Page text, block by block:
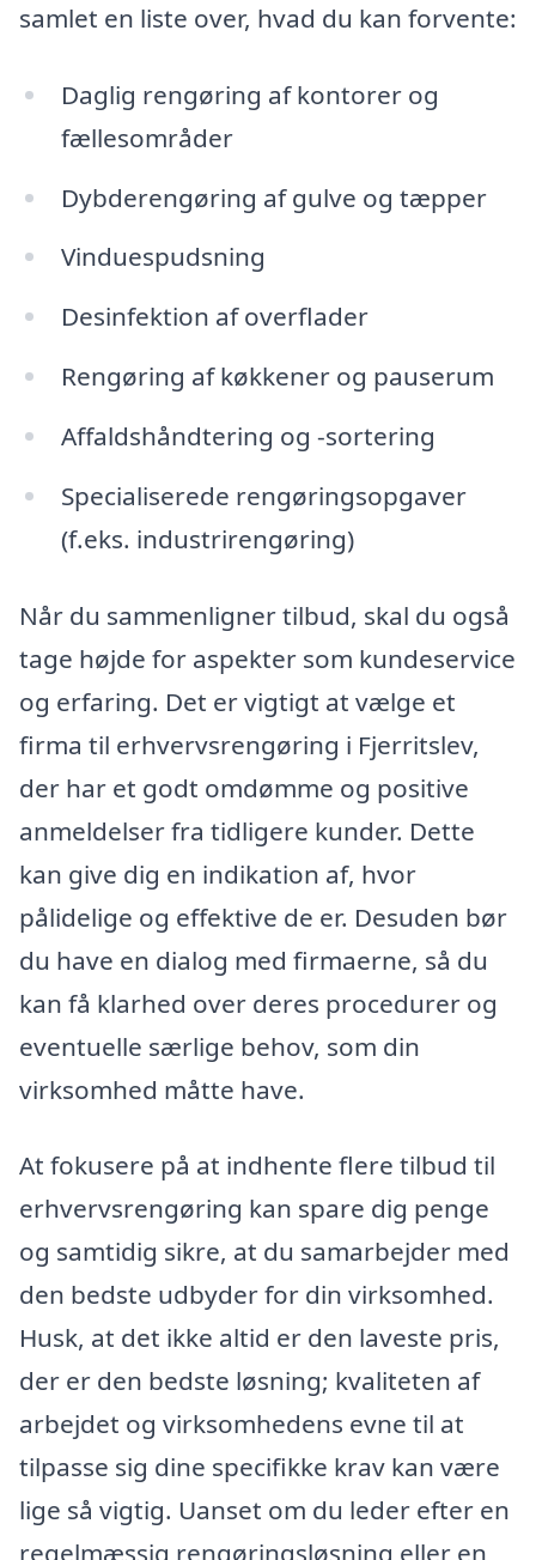
samlet en liste over, hvad du kan forvente:
Daglig rengøring af kontorer og
fællesområder
Dybderengøring af gulve og tæpper
Vinduespudsning
Desinfektion af overflader
Rengøring af køkkener og pauserum
Affaldshåndtering og -sortering
Specialiserede rengøringsopgaver
(f.eks. industrirengøring)
Når du sammenligner tilbud, skal du også
tage højde for aspekter som kundeservice
og erfaring. Det er vigtigt at vælge et
firma til erhvervsrengøring i Fjerritslev,
der har et godt omdømme og positive
anmeldelser fra tidligere kunder. Dette
kan give dig en indikation af, hvor
pålidelige og effektive de er. Desuden bør
du have en dialog med firmaerne, så du
kan få klarhed over deres procedurer og
eventuelle særlige behov, som din
virksomhed måtte have.
At fokusere på at indhente flere tilbud til
erhvervsrengøring kan spare dig penge
og samtidig sikre, at du samarbejder med
den bedste udbyder for din virksomhed.
Husk, at det ikke altid er den laveste pris,
der er den bedste løsning; kvaliteten af
arbejdet og virksomhedens evne til at
tilpasse sig dine specifikke krav kan være
lige så vigtig. Uanset om du leder efter en
regelmæssig rengøringsløsning eller en